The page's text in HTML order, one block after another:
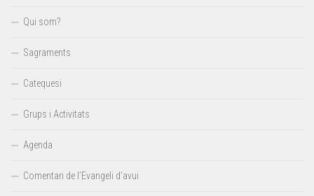
Qui som?
Sagraments
Catequesi
Grups i Activitats
Agenda
Comentari de l’Evangeli d’avui